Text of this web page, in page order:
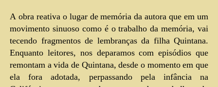
A obra reativa o lugar de memória da autora que em um
movimento sinuoso como é o trabalho da memória, vai
tecendo fragmentos de lembranças da filha Quintana.
Enquanto leitores, nos deparamos com episódios que
remontam a vida de Quintana, desde o momento em que
ela fora adotada, perpassando pela infância na